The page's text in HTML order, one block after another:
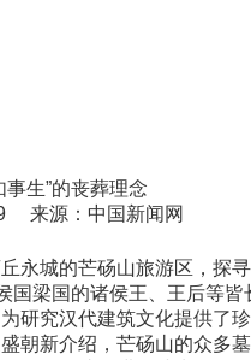
生”的丧葬理念
来源：中国新闻网
城的芒砀山旅游区，探寻
梁国的诸侯王、王后等皆
研究汉代建筑文化提供了
新介绍，芒砀山的众多墓